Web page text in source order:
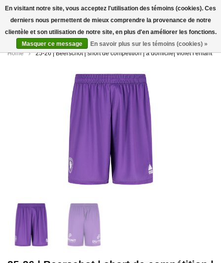
0
Home 25-26 | Beerschot | short de compétition | à domicile| violet I enfant
En visitant notre site, vous acceptez l'utilisation des témoins (cookies). Ces
derniers nous permettent de mieux comprendre la provenance de notre
clientèle et son utilisation de notre site, en plus d'en améliorer les fonctions.
Masquer ce message
En savoir plus sur les témoins (cookies) »